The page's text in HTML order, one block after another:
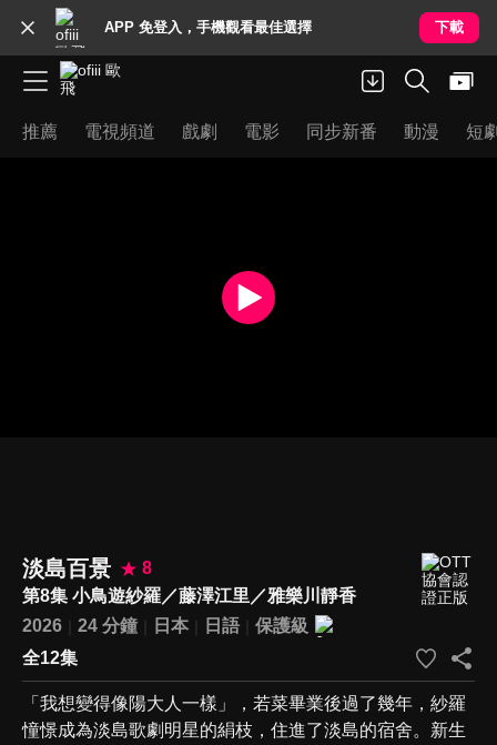
APP 免登入，手機觀看最佳選擇 下載
推薦 電視頻道 戲劇 電影 同步新番 動漫 短
淡島百景
8
第8集 小鳥遊紗羅／藤澤江里／雅樂川靜香
2026
24 分鐘 日本 日語
保護級
全12集
「我想變得像陽大人一樣」，若菜畢業後過了幾年，紗羅
憧憬成為淡島歌劇明星的絹枝，住進了淡島的宿舍。新生